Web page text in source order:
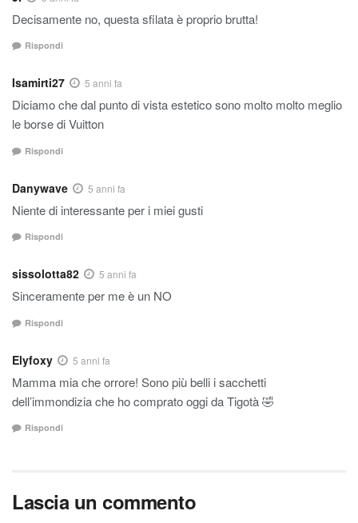
Decisamente no, questa sfilata è proprio brutta!
Rispondi
Isamirti27 5 anni fa
Diciamo che dal punto di vista estetico sono molto molto meglio
le borse di Vuitton
Rispondi
Danywave 5 anni fa
Niente di interessante per i miei gusti
Rispondi
sissolotta82 5 anni fa
Sinceramente per me è un NO
Rispondi
Elyfoxy 5 anni fa
Mamma mia che orrore! Sono più belli i sacchetti
dell’immondizia che ho comprato oggi da Tigotà 🤣
Rispondi
Lascia un commento